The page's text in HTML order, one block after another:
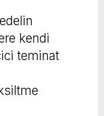
kendi
teminat